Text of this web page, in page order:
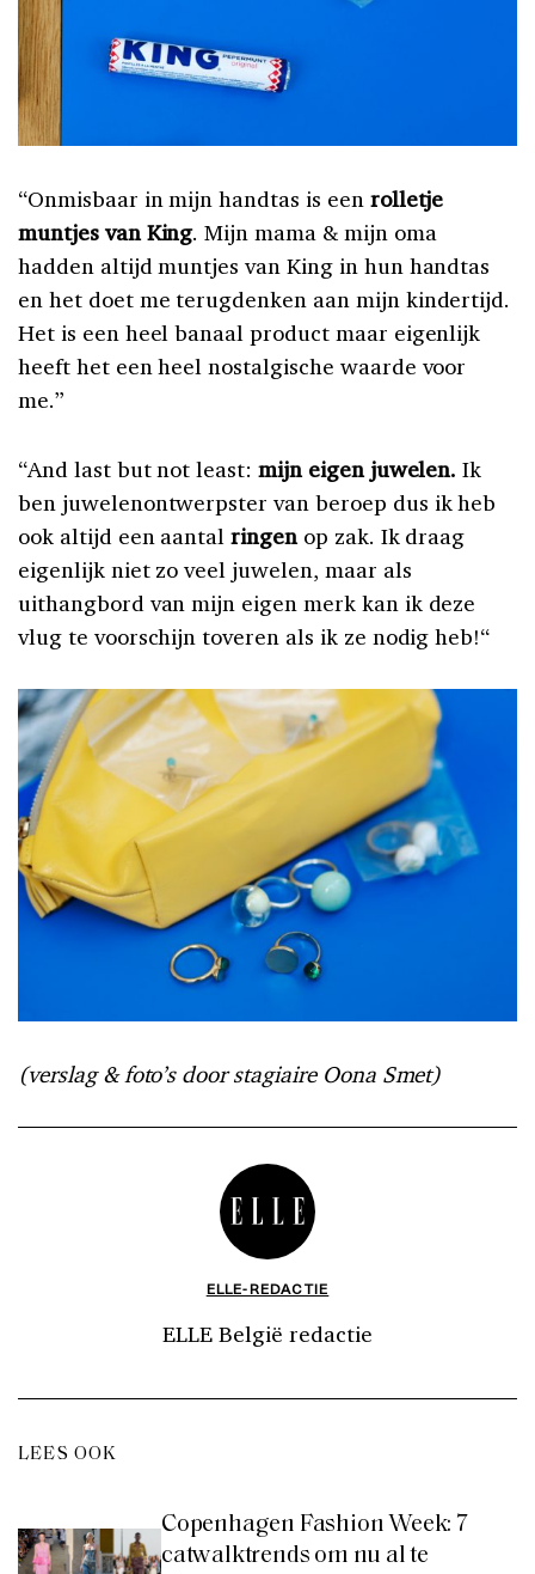
“Onmisbaar in mijn handtas is een rolletje
muntjes van King. Mijn mama & mijn oma
hadden altijd muntjes van King in hun handtas
en het doet me terugdenken aan mijn kindertijd.
Het is een heel banaal product maar eigenlijk
heeft het een heel nostalgische waarde voor
me.”
“And last but not least:mijn eigen juwelen. Ik
ben juwelenontwerpster van beroep dus ik heb
ook altijd een aantalringenop zak. Ik draag
eigenlijk niet zo veel juwelen, maar als
uithangbord van mijn eigen merk kan ik deze
vlug te voorschijn toveren als ik ze nodig heb!“
(verslag & foto’s door stagiaire Oona Smet)
ELLE-REDACTIE
ELLE België redactie
LEES OOK
Copenhagen Fashion Week: 7
catwalktrends om nu al te